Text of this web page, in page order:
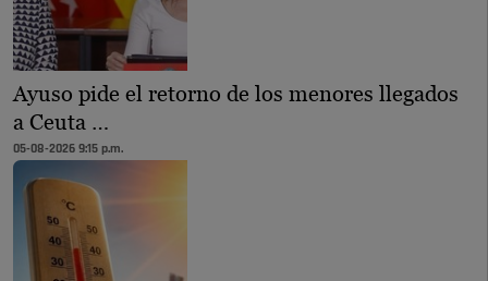
Ayuso pide el retorno de los menores llegados
a Ceuta …
05-08-2026 9:15 p.m.